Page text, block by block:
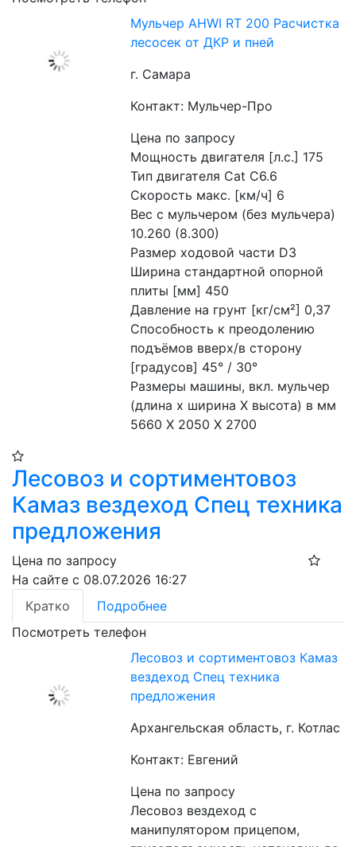
Мульчер AHWI RT 200 Расчистка
лесосек от ДКР и пней
г. Самара
Контакт: Мульчер-Про
Цена по запросу
Мощность двигателя [л.с.] 175
Тип двигателя Cat C6.6
Скорость макс. [км/ч] 6
Вес с мульчером (без мульчера)
10.260 (8.300)
Размер ходовой части D3
Ширина стандартной опорной
плиты [мм] 450
Давление на грунт [кг/см²] 0,37
Способность к преодолению
подъёмов вверх/в сторону
[градусов] 45° / 30°
Размеры машины, вкл. мульчер
(длина x ширина X высота) в мм
5660 X 2050 X 2700
Лесовоз и сортиментовоз
Камаз вездеход Спец техника
предложения
Цена по запросу
На сайте с 08.07.2026 16:27
Кратко
Подробнее
Посмотреть телефон
Лесовоз и сортиментовоз Камаз
вездеход Спец техника
предложения
Архангельская область, г. Котлас
Контакт: Евгений
Цена по запросу
Лесовоз вездеход с
манипулятором прицепом,